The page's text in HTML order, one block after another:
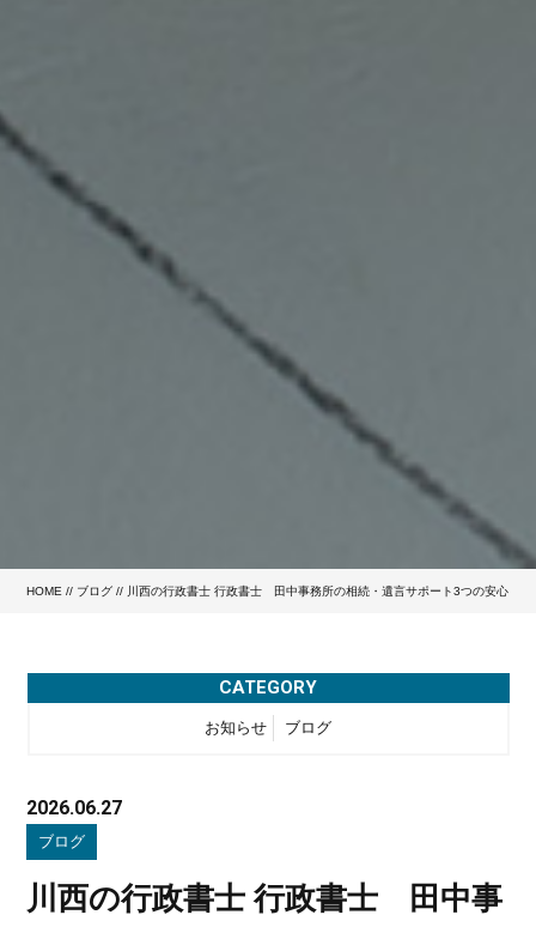
HOME // ブログ // 川西の行政書士 行政書士 田中事務所の相続・遺言サポート3つの安心
CATEGORY
お知らせ ブログ
2026.06.27
ブログ
川西の行政書士 行政書士 田中事